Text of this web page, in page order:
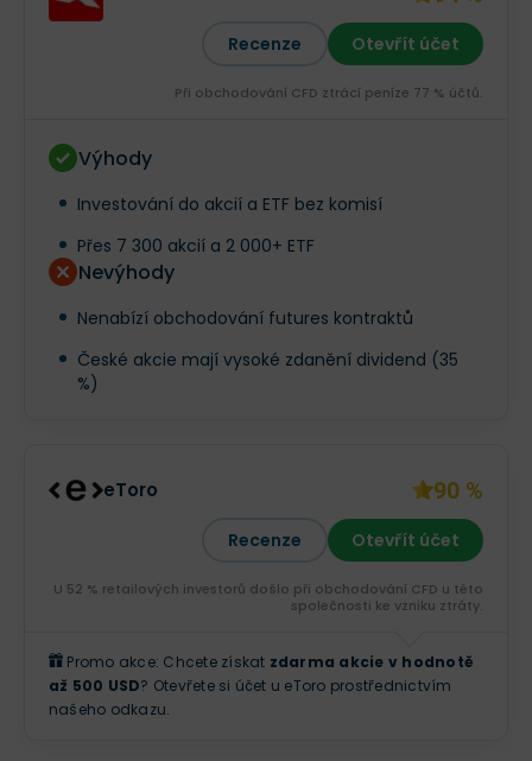
Recenze Otevřít účet
Při obchodování CFD ztrácí peníze 77 % účtů.
Výhody
Investování do akcií a ETF bez komisí
Přes 7 300 akcií a 2 000+ ETF
Nevýhody
Nenabízí obchodování futures kontraktů
České akcie mají vysoké zdanění dividend (35
%)
eToro 90 %
Recenze Otevřít účet
U 52 % retailových investorů došlo při obchodování CFD u této
společnosti ke vzniku ztráty.
Promo akce: Chcete získat zdarma akcie v hodnotě
až 500 USD? Otevřete si účet u eToro prostřednictvím
našeho odkazu.